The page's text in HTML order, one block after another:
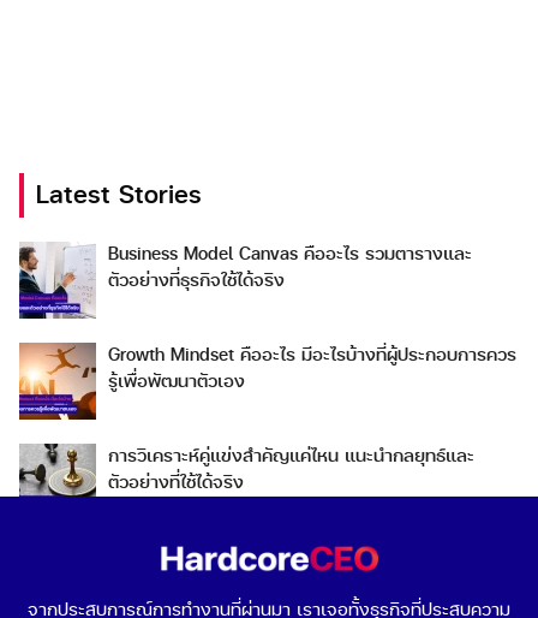
Search
for:
Latest Stories
Business Model Canvas คืออะไร รวมตารางและ
ตัวอย่างที่ธุรกิจใช้ได้จริง
Growth Mindset คืออะไร มีอะไรบ้างที่ผู้ประกอบการควร
รู้เพื่อพัฒนาตัวเอง
การวิเคราะห์คู่แข่งสำคัญแค่ไหน แนะนำกลยุทธ์และ
ตัวอย่างที่ใช้ได้จริง
Go To Market คืออะไร เลือกกลยุทธ์การเข้าสู่ตลาดต่าง
จากประสบการณ์การทำงานที่ผ่านมา เราเจอทั้งธุรกิจที่ประสบความ